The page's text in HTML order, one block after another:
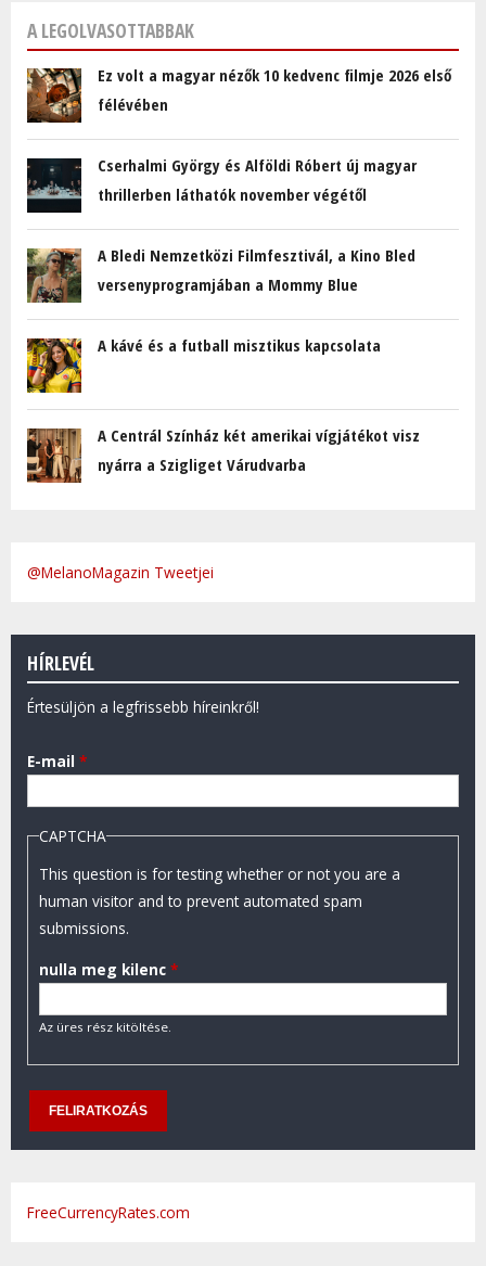
A LEGOLVASOTTABBAK
Ez volt a magyar nézők 10 kedvenc filmje 2026 első
félévében
Cserhalmi György és Alföldi Róbert új magyar
thrillerben láthatók november végétől
A Bledi Nemzetközi Filmfesztivál, a Kino Bled
versenyprogramjában a Mommy Blue
A kávé és a futball misztikus kapcsolata
A Centrál Színház két amerikai vígjátékot visz
nyárra a Szigliget Várudvarba
@MelanoMagazin Tweetjei
HÍRLEVÉL
Értesüljön a legfrissebb híreinkről!
E-mail *
CAPTCHA
This question is for testing whether or not you are a
human visitor and to prevent automated spam
submissions.
nulla meg kilenc *
Az üres rész kitöltése.
FreeCurrencyRates.com